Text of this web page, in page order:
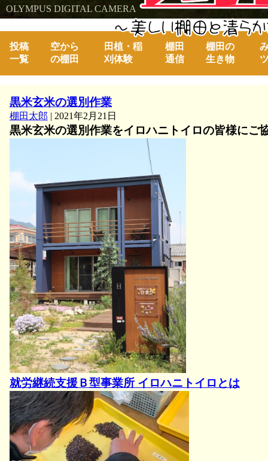
OLYMPUS DIGITAL CAMERA
～美しい棚田の自然と古代米～
投稿
一覧
空から
の棚田
田植・稲
刈体験
棚田
通信
棚田の
生き物
黒米玄米の選別作業
棚田太郎 | 2021年2月21日
黒米玄米の選別作業をイロハニトイロの皆様にご
就労継続支援Ｂ型事業所 イロハニトイロとは